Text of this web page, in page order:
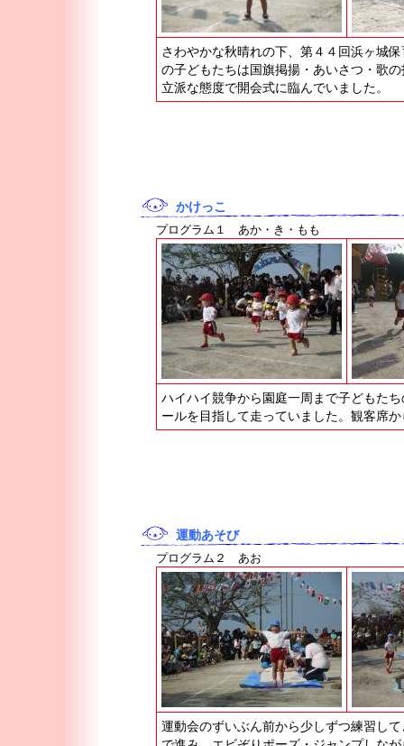
さわやかな秋晴れの下、第４４回浜ヶ城
の子どもたちは国旗掲揚・あいさつ・歌
立派な態度で開会式に臨んでいました。
かけっこ
プログラム１ あか・き・もも
ハイハイ競争から園庭一周まで子どもた
ールを目指して走っていました。観客席
運動あそび
プログラム２ あお
運動会のずいぶん前から少しずつ練習し